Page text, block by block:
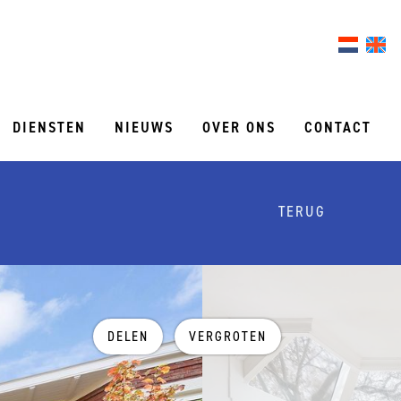
DIENSTEN NIEUWS OVER ONS CONTACT
TERUG
DELEN VERGROTEN